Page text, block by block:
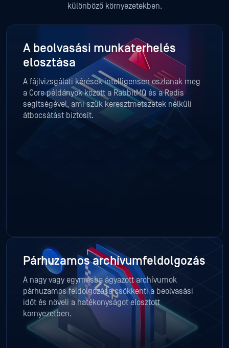
különböző környezetekben.
A beolvasási munkaterhelés
elosztása
A fájlvizsgálati kérések intelligensen oszlanak meg
a Core példányok között a RabbitMQ és a Redis
segítségével, ami szűk keresztmetszetek nélküli
átbocsátást biztosít.
Párhuzamos archívumfeldolgozás
A nagy vagy egymásba ágyazott archívumok
párhuzamos feldolgozása csökkenti a beolvasási
időt és növeli a hatékonyságot elosztott
környezetben.